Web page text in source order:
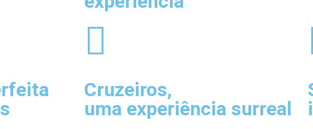
Cruzeiros,
uma experiência surreal